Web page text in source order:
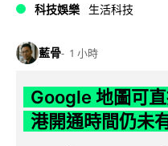
科技娛樂 生活科技
藍骨 1 小時
Google 地圖可
港開通時間仍未